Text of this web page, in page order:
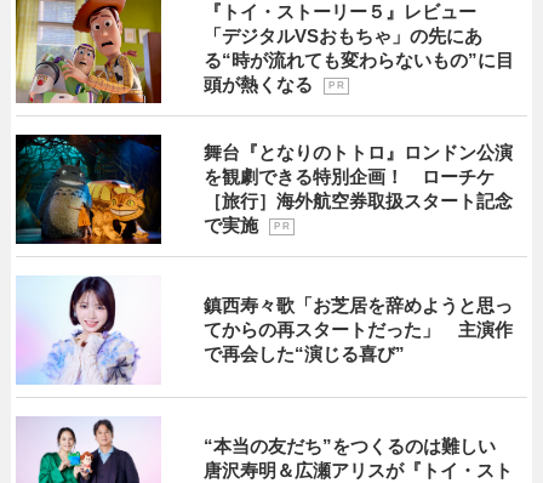
『トイ・ストーリー５』レビュー
「デジタルVSおもちゃ」の先にあ
る“時が流れても変わらないもの”に目
頭が熱くなる
P R
舞台『となりのトトロ』ロンドン公演
を観劇できる特別企画！ ローチケ
［旅行］海外航空券取扱スタート記念
で実施
P R
鎮西寿々歌「お芝居を辞めようと思っ
てからの再スタートだった」 主演作
で再会した“演じる喜び”
“本当の友だち”をつくるのは難しい
唐沢寿明＆広瀬アリスが『トイ・スト